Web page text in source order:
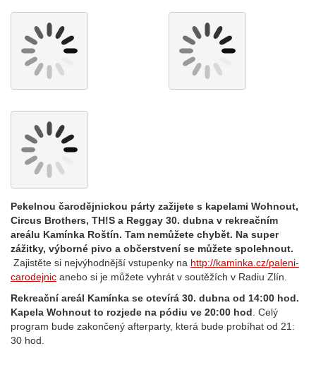
Pekelnou čarodějnickou párty zažijete s kapelami Wohnout,
Circus Brothers, TH!S a Reggay 30. dubna v rekreačním
areálu Kamínka Roštín. Tam nemůžete chybět. Na super
zážitky, výborné pivo a občerstvení se můžete spolehnout.
Zajistěte si nejvýhodnější vstupenky na http://kaminka.cz/paleni-
carodejnic anebo si je můžete vyhrát v soutěžích v Radiu Zlín.
Rekreační areál Kamínka se otevírá 30. dubna od 14:00 hod.
Kapela Wohnout to rozjede na pódiu ve 20:00 hod . Celý
program bude zakončený afterparty, která bude probíhat od 21:
30 hod.